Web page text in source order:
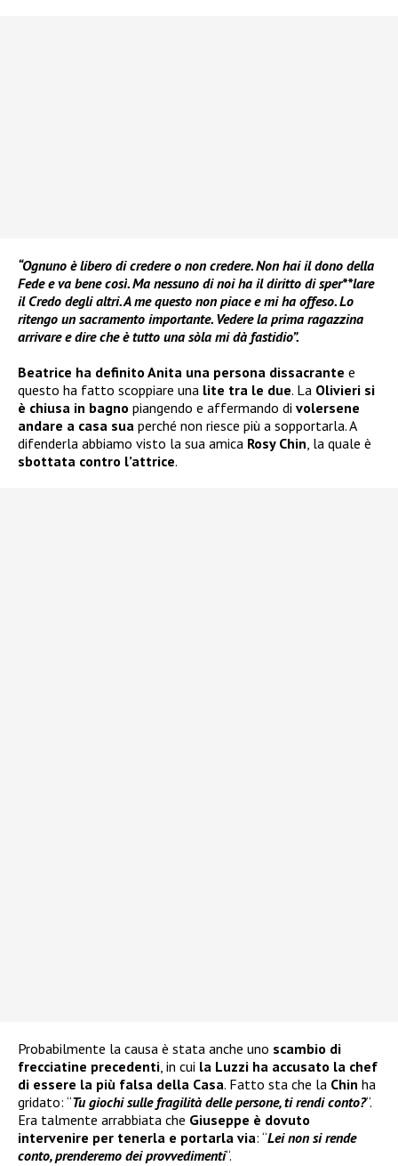
“Ognuno è libero di credere o non credere. Non hai il dono della
Fede e va bene così. Ma nessuno di noi ha il diritto di sper**lare
il Credo degli altri. A me questo non piace e mi ha offeso. Lo
ritengo un sacramento importante. Vedere la prima ragazzina
arrivare e dire che è tutto una sòla mi dà fastidio”.
Beatrice ha definito Anita una persona dissacrante e
questo ha fatto scoppiare una lite tra le due. La Olivieri si
è chiusa in bagno piangendo e affermando di volersene
andare a casa sua perché non riesce più a sopportarla. A
difenderla abbiamo visto la sua amica Rosy Chin, la quale è
sbottata contro l’attrice.
Probabilmente la causa è stata anche uno scambio di
frecciatine precedenti, in cui la Luzzi ha accusato la chef
di essere la più falsa della Casa. Fatto sta che la Chin ha
gridato: “Tu giochi sulle fragilità delle persone, ti rendi conto?“.
Era talmente arrabbiata che Giuseppe è dovuto
intervenire per tenerla e portarla via: “Lei non si rende
conto, prenderemo dei provvedimenti“.